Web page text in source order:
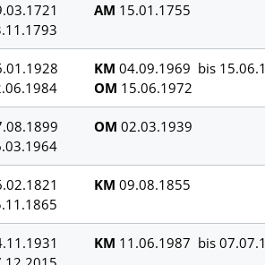
AM 15.01.1755
KM 04.09.1969 bis
OM 15.06.1972
OM 02.03.1939
KM 09.08.1855
KM 11.06.1987 bis